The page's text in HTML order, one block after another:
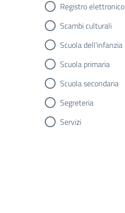
Registro elettronico
Scambi culturali
Scuola dell'infanzia
Scuola primaria
Scuola secondaria
Segreteria
Servizi